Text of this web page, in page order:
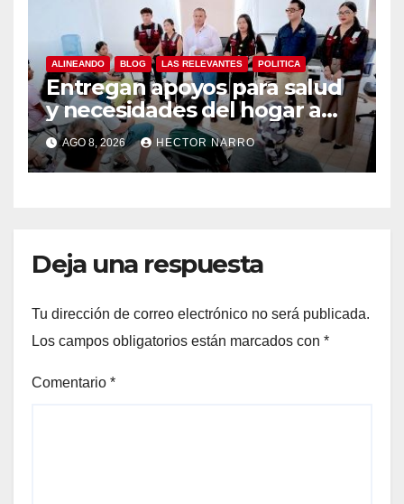
ALINEANDO BLOG LAS RELEVANTES POLITICA
Entregan apoyos para salud
y necesidades del hogar a
familias de Cabo San Lucas
AGO 8, 2026 HECTOR NARRO
Deja una respuesta
Tu dirección de correo electrónico no será publicada.
Los campos obligatorios están marcados con *
Comentario *